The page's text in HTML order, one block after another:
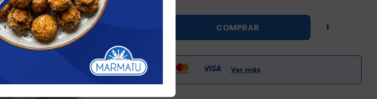
COMPRAR
Ver más